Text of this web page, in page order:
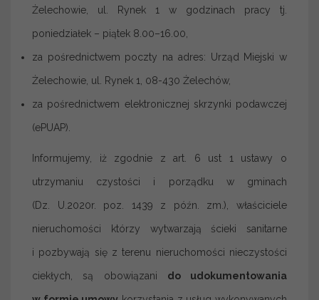
Żelechowie, ul. Rynek 1 w godzinach pracy tj.
poniedziałek – piątek 8.00–16.00,
za pośrednictwem poczty na adres: Urząd Miejski w
Żelechowie, ul. Rynek 1, 08-430 Żelechów,
za pośrednictwem elektronicznej skrzynki podawczej
(ePUAP).
Informujemy, iż zgodnie z art. 6 ust 1 ustawy o
utrzymaniu czystości i porządku w gminach
(Dz. U.2020r. poz. 1439 z późn. zm.), właściciele
nieruchomości którzy wytwarzają ścieki sanitarne
i pozbywają się z terenu nieruchomości nieczystości
ciekłych, są obowiązani do udokumentowania